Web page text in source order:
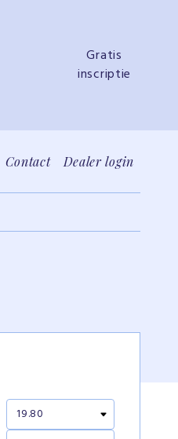
Gratis
inscriptie
Contact Dealer login